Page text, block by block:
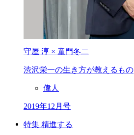
守屋 淳 × 童門冬二
渋沢栄一の生き方が教えるもの
偉人
2019年12月号
特集 精進する